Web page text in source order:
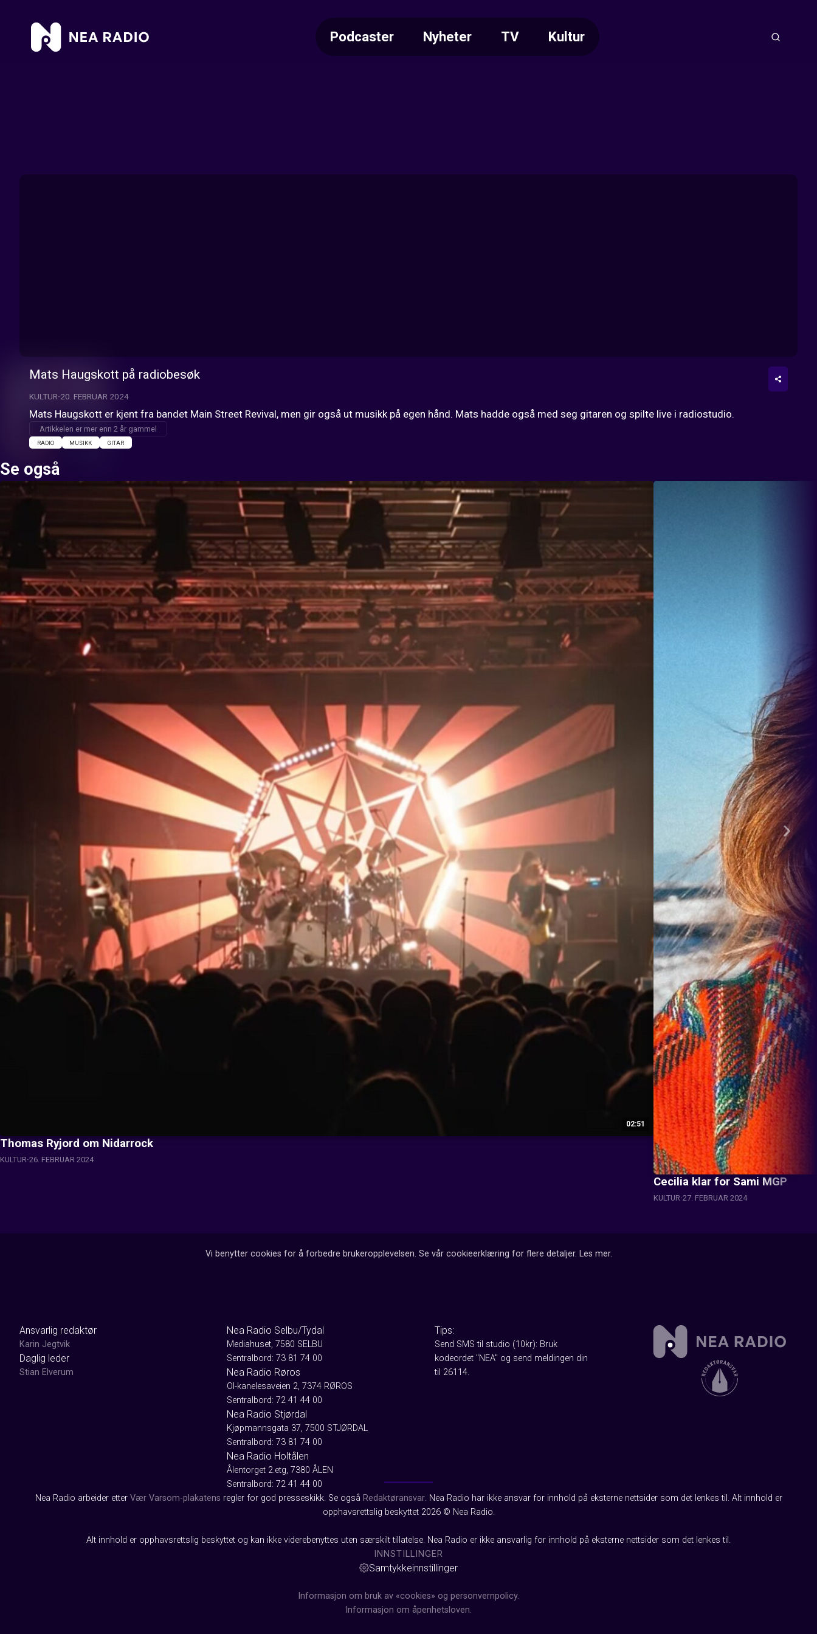
Podcaster Nyheter TV Kultur
Mats Haugskott på radiobesøk
KULTUR 20. FEBRUAR 2024
Mats Haugskott er kjent fra bandet Main Street Revival, men gir også ut musikk på egen hånd. Mats hadde også med seg gitaren og spilte live i radiostudio.
Artikkelen er mer enn 2 år gammel
RADIO MUSIKK GITAR
Se også
02:51
Thomas Ryjord om Nidarrock
KULTUR 26. FEBRUAR 2024
Cecilia klar for Sami MGP
KULTUR 27. FEBRUAR 2024
Vi benytter cookies for å forbedre brukeropplevelsen. Se vår cookieerklæring for flere detaljer. Les mer.
Ansvarlig redaktør
Karin Jegtvik
Daglig leder
Stian Elverum
Nea Radio Selbu/Tydal
Mediahuset, 7580 SELBU
Sentralbord: 73 81 74 00
Nea Radio Røros
Ol-kanelesaveien 2, 7374 RØROS
Sentralbord: 72 41 44 00
Nea Radio Stjørdal
Kjøpmannsgata 37, 7500 STJØRDAL
Sentralbord: 73 81 74 00
Nea Radio Holtålen
Ålentorget 2.etg, 7380 ÅLEN
Sentralbord: 72 41 44 00
Tips:
Send SMS til studio (10kr): Bruk
kodeordet "NEA" og send meldingen din
til 26114.
Nea Radio arbeider etter Vær Varsom-plakatens regler for god presseskikk. Se også Redaktøransvar. Nea Radio har ikke ansvar for innhold på eksterne nettsider som det lenkes til. Alt innhold er
opphavsrettslig beskyttet 2026 © Nea Radio.
Alt innhold er opphavsrettslig beskyttet og kan ikke viderebenyttes uten særskilt tillatelse. Nea Radio er ikke ansvarlig for innhold på eksterne nettsider som det lenkes til.
INNSTILLINGER
Samtykkeinnstillinger
Informasjon om bruk av «cookies» og personvernpolicy.
Informasjon om åpenhetsloven.